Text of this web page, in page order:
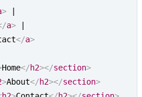
>
a>
</a>
Home</h2></section>
>About</h2></section>